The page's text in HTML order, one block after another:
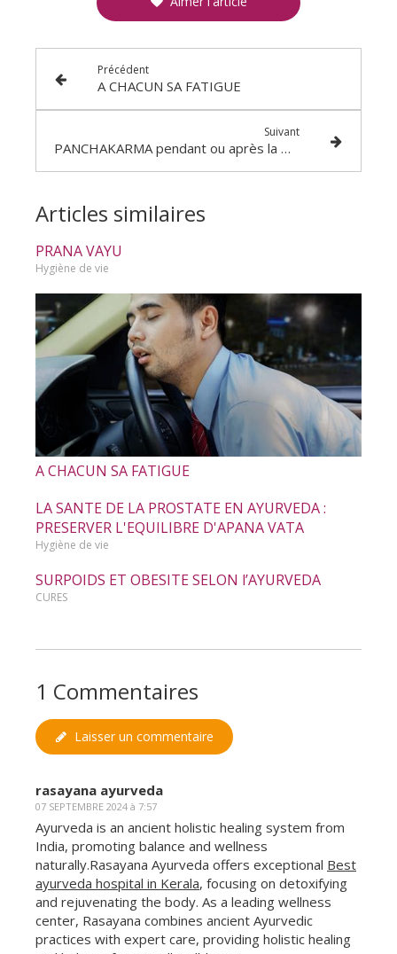
Précédent
A CHACUN SA FATIGUE
Suivant
PANCHAKARMA pendant ou après la mousson ?
Articles similaires
PRANA VAYU
Hygiène de vie
A CHACUN SA FATIGUE
LA SANTE DE LA PROSTATE EN AYURVEDA :
PRESERVER L'EQUILIBRE D'APANA VATA
Hygiène de vie
SURPOIDS ET OBESITE SELON l’AYURVEDA
CURES
1 Commentaires
Laisser un commentaire
rasayana ayurveda
07 SEPTEMBRE 2024 à 7:57
Ayurveda is an ancient holistic healing system from
India, promoting balance and wellness
naturally.Rasayana Ayurveda offers exceptional Best
ayurveda hospital in Kerala, focusing on detoxifying
and rejuvenating the body. As a leading wellness
center, Rasayana combines ancient Ayurvedic
practices with expert care, providing holistic healing